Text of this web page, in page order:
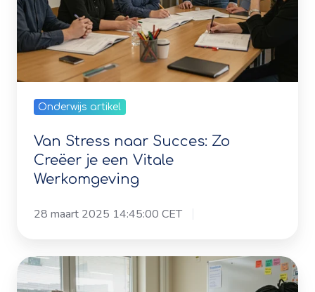
Vitale
Werkomgeving
Onderwijs artikel
Van Stress naar Succes: Zo
Creëer je een Vitale
Werkomgeving
28 maart 2025 14:45:00 CET
Van
naar
professionele